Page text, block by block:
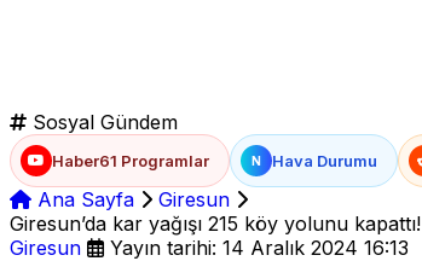
Sosyal Gündem
Haber61 Programlar N Hava Durumu
Ana Sayfa
Giresun
Giresun’da kar yağışı 215 köy yolunu kapattı!
Giresun
Yayın tarihi: 14 Aralık 2024 16:13